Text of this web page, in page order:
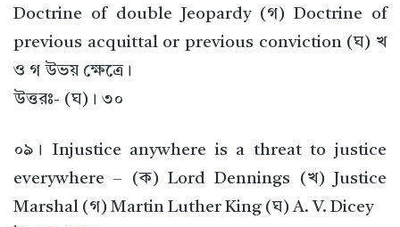
Doctrine of double Jeopardy (গ) Doctrine of
previous acquittal or previous conviction (ঘ) খ
ও গ উভয় ক্ষেত্রে।
উত্তরঃ- (ঘ)। ৩০
০৯। Injustice anywhere is a threat to justice
everywhere – (ক) Lord Dennings (খ) Justice
Marshal (গ) Martin Luther King (ঘ) A. V. Dicey